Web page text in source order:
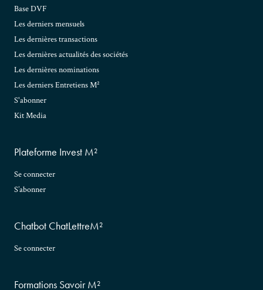
Base DVF
Les derniers mensuels
Les dernières transactions
Les dernières actualités des sociétés
Les dernières nominations
Les derniers Entretiens M²
S'abonner
Kit Media
Plateforme Invest M²
Se connecter
S’abonner
Chatbot ChatLettreM²
Se connecter
Formations Savoir M²